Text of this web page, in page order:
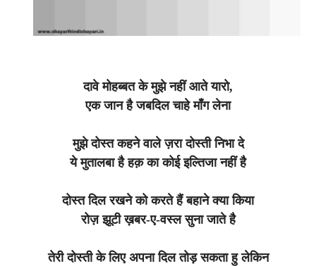
दावे मोहब्बत के मुझे नहीं आते यारो,
एक जान है जबदिल चाहे माँग लेना
मुझे दोस्त कहने वाले ज़रा दोस्ती निभा दे
ये मुतालबा है हक़ का कोई इल्तिजा नहीं है
दोस्त दिल रखने को करते हैं बहाने क्या किया
रोज़ झूटी ख़बर-ए-वस्ल सुना जाते है
तेरी दोस्ती के लिए अपना दिल तोड़ सकता हु लेकिन